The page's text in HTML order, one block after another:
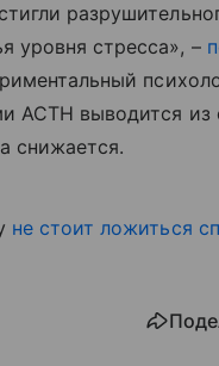
уровня стресса», –
ACTH выводится из
снижается.
не стоит ложиться